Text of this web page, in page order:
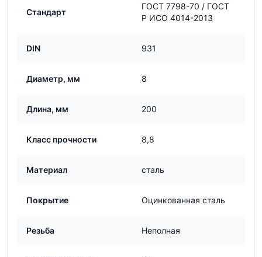
Стандарт
ГОСТ 7798-70 / ГОСТ
Р ИСО 4014-2013
DIN 931
Диаметр, мм 8
Длина, мм 200
Класс прочности 8,8
Материал сталь
Покрытие Оцинкованная сталь
Резьба Неполная